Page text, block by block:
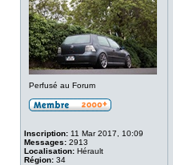
Perfusé au Forum
Inscription: 11 Mar 2017, 10:09
Messages: 2913
Localisation: Hérault
Région: 34